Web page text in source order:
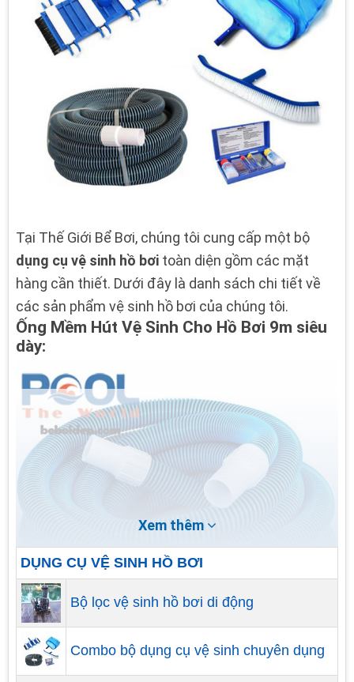
Tại Thế Giới Bể Bơi, chúng tôi cung cấp một bộ
dụng cụ vệ sinh hồ bơi toàn diện gồm các mặt
hàng cần thiết. Dưới đây là danh sách chi tiết về
các sản phẩm vệ sinh hồ bơi của chúng tôi.
Ống Mềm Hút Vệ Sinh Cho Hồ Bơi 9m siêu
dày:
Xem thêm
DỤNG CỤ VỆ SINH HỒ BƠI
Bộ lọc vệ sinh hồ bơi di động
Combo bộ dụng cụ vệ sinh chuyên dụng